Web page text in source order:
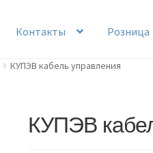
Контакты Розница
КУПЭВ кабель управления
КУПЭВ